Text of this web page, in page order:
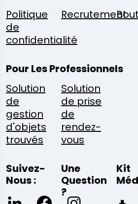
Politique
de
confidentialité
Recrutement
Pour Les Professionnels
Solution
de
gestion
d'objets
trouvés
Solution
de prise
de
rendez-
vous
Suivez-
Nous :
Une
Question
?
Kit